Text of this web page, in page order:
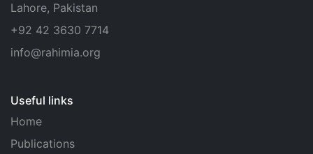
Lahore, Pakistan
+92 42 3630 7714
info@rahimia.org
Useful links
Home
Publications